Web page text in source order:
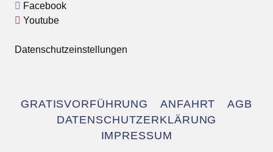
Facebook
Youtube
Datenschutzeinstellungen
überspringen
GRATISVORFÜHRUNG ANFAHRT
AGB
DATENSCHUTZERKLÄRUNG
IMPRESSUM